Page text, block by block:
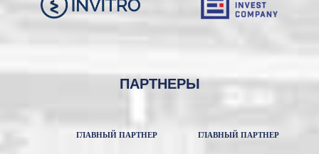
ПАРТНЕРЫ
ГЛАВНЫЙ ПАРТНЕР ГЛАВНЫЙ ПАРТНЕР